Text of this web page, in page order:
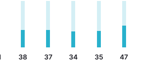
38 37 34 35 47